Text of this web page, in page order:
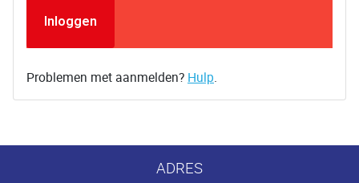
Inloggen
Problemen met aanmelden? Hulp.
ADRES